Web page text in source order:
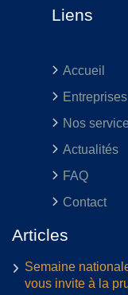
Liens
Accueil
Entreprises
Nos
Actualités
FAQ
Contact
Articles
Semaine
vous invite à la